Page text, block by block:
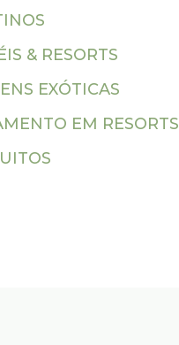
& RESORTS
EXÓTICAS
EM RESORTS